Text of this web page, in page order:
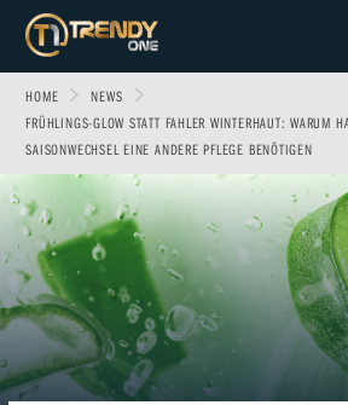
LOKALES
Allgäu
Augsburg
EVENTS
FOTOS
VIDEOS
Sport
Entertainment
Fitness & Gesundheit
Wirtschaft & Politik
Familie
Leben & Wohnen
Freizeit
Technik
Fun
Start-
HOME
NEWS
FRÜHLINGS-GLOW STATT FAHLER WINTERHAUT: WARUM
SAISONWECHSEL EINE ANDERE PFLEGE BENÖTIGEN